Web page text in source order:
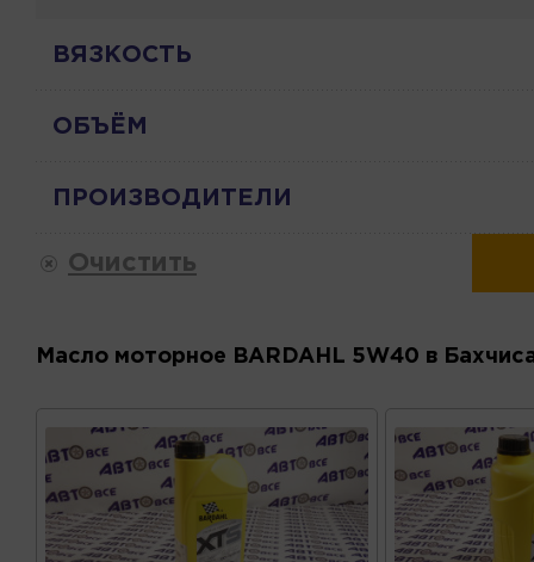
ВЯЗКОСТЬ
ОБЪЁМ
ПРОИЗВОДИТЕЛИ
Очистить
Масло моторное BARDAHL 5W40 в